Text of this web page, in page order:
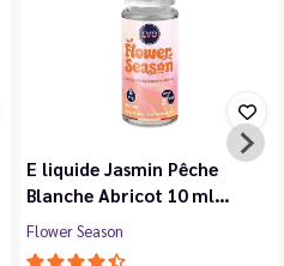
E liquide Jasmin Pêche
Blanche Abricot 10 ml…
Flower Season